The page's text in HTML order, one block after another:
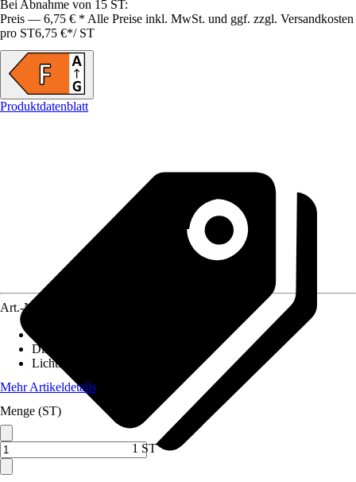
Bei Abnahme von 15 ST:
Preis — 6,75 € * Alle Preise inkl. MwSt. und ggf. zzgl. Versandkosten
pro ST6,75 €*/ ST
Produktdatenblatt
Art.-Nr.
Dimmbar
Lichtfarbe
Mehr Artikeldetails
Menge (ST)
1 ST